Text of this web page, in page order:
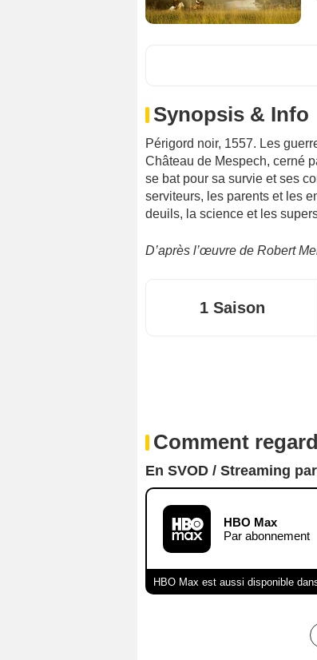
Synopsis & Info
Périgord noir, 1557. Les
Château de Mespech, cerné
se bat pour sa survie et ses
serviteurs, les parents et les
deuils, la science et les
D’après l’œuvre de Robert
1 Saison
Comment
En SVOD / Streaming
HBO Max
Par abonnement
HBO Max est aussi disponible